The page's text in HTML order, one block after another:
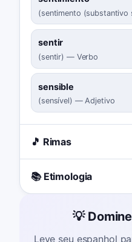
(sentimento (substantivo
sentir
(sentir) — Verbo
sensible
(sensível) — Adjetivo
🎵 Rimas
📚 Etimologia
💡
Leve seu espanhol